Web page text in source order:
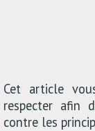
Cet article
respecter afin
contre les